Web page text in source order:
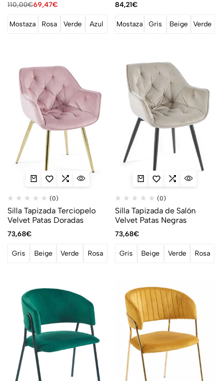
110,00€69,47€
Mostaza Rosa Verde Azul
84,21€
Mostaza Gris Beige Verde
(0)
Silla Tapizada Terciopelo
Velvet Patas Doradas
73,68€
Gris Beige Verde Rosa
(0)
Silla Tapizada de Salón
Velvet Patas Negras
73,68€
Gris Beige Verde Rosa